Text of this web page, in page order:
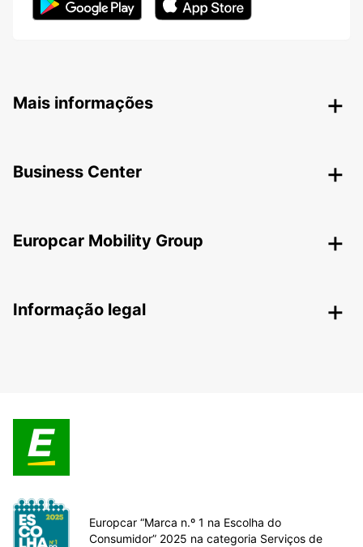
Mais informações
Business Center
Europcar Mobility Group
Informação legal
Europcar “Marca n.º 1 na Escolha do
Consumidor” 2025 na categoria Serviços de